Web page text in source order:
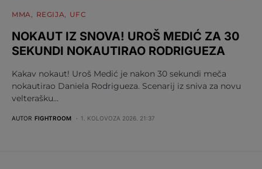
MMA REGIJA UFC
NOKAUT IZ SNOVA! UROŠ MEDIĆ ZA 30
SEKUNDI NOKAUTIRAO RODRIGUEZA
Kakav nokaut! Uroš Medić je nakon 30 sekundi meča
nokautirao Daniela Rodrigueza. Scenarij iz sniva za novu
velterašku…
AUTOR FIGHTROOM 1. KOLOVOZA 2026. 21:37